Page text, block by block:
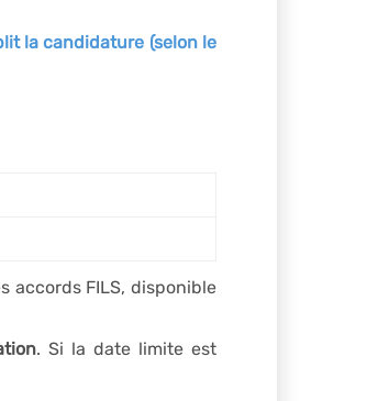
la candidature (selon le
la date de
des frais de
suivante
la preuve du paiement
accords FILS, disponible
. Si la date limite est